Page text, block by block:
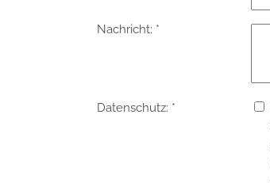
Nachricht: *
Datenschutz: *